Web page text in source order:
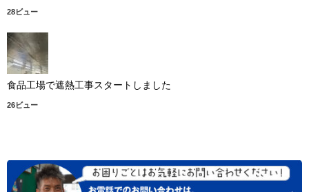
28ビュー
食品工場で遮熱工事スタートしました
26ビュー